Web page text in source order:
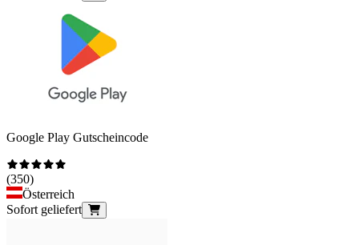
Google Play Gutscheincode
(350)
Österreich
Sofort geliefert